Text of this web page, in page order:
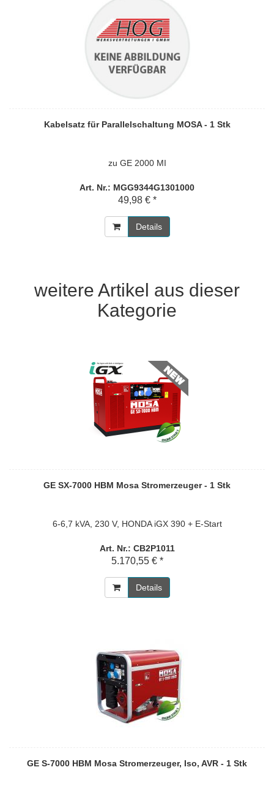
Kabelsatz für Parallelschaltung MOSA - 1 Stk
zu GE 2000 MI
Art. Nr.: MGG9344G1301000
49,98 € *
Details
weitere Artikel aus dieser
Kategorie
GE SX-7000 HBM Mosa Stromerzeuger - 1 Stk
6-6,7 kVA, 230 V, HONDA iGX 390 + E-Start
Art. Nr.: CB2P1011
5.170,55 € *
Details
GE S-7000 HBM Mosa Stromerzeuger, Iso, AVR - 1 Stk